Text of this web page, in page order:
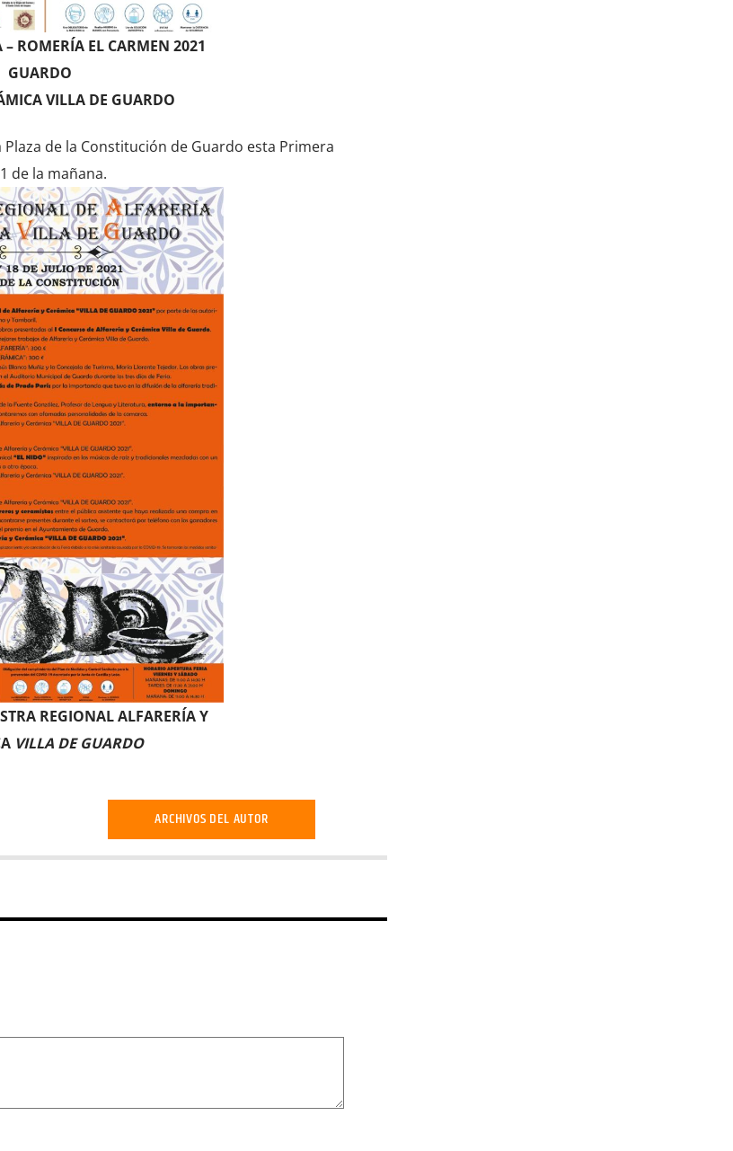
ROMERÍA EL CARMEN 2021
GUARDO
VILLA DE GUARDO
de la Constitución de Guardo esta Primera
de la mañana.
REGIONAL ALFARERÍA Y
VILLA DE GUARDO
ARCHIVOS DEL AUTOR